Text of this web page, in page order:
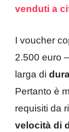
venduti a
I voucher
2.500 euro
larga di
Pertanto è
requisiti da
velocità di